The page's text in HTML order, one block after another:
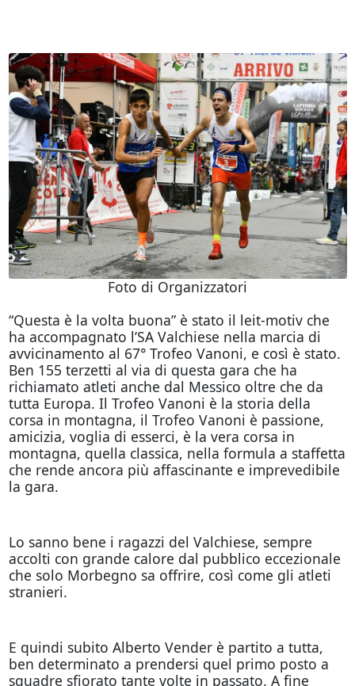
Foto di Organizzatori
“Questa è la volta buona” è stato il leit-motiv che
ha accompagnato l’SA Valchiese nella marcia di
avvicinamento al 67° Trofeo Vanoni, e così è stato.
Ben 155 terzetti al via di questa gara che ha
richiamato atleti anche dal Messico oltre che da
tutta Europa. Il Trofeo Vanoni è la storia della
corsa in montagna, il Trofeo Vanoni è passione,
amicizia, voglia di esserci, è la vera corsa in
montagna, quella classica, nella formula a staffetta
che rende ancora più affascinante e imprevedibile
la gara.
Lo sanno bene i ragazzi del Valchiese, sempre
accolti con grande calore dal pubblico eccezionale
che solo Morbegno sa offrire, così come gli atleti
stranieri.
E quindi subito Alberto Vender è partito a tutta,
ben determinato a prendersi quel primo posto a
squadre sfiorato tante volte in passato. A fine